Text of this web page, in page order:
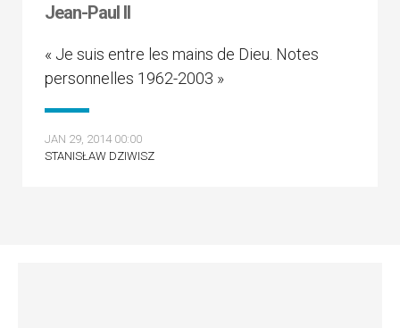
Jean-Paul II
« Je suis entre les mains de Dieu. Notes
personnelles 1962-2003 »
JAN 29, 2014 00:00
STANISŁAW DZIWISZ